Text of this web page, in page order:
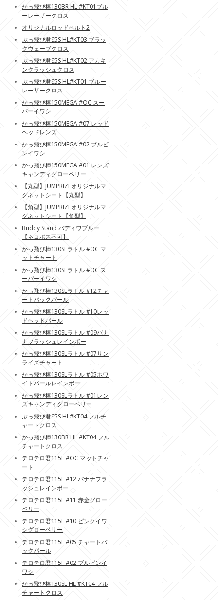
かっ飛び棒130BR HL #KT01ブル
ーレーザークロス
オリジナルロッドベルト2
ぶっ飛び君95S HL#KT03 ブラッ
クウェーブクロス
ぶっ飛び君95S HL#KT02 アカキ
ンクラッシュクロス
ぶっ飛び君95S HL#KT01 ブルー
レーザークロス
かっ飛び棒150MEGA #OC スー
パーイワシ
かっ飛び棒150MEGA #07 レッド
ヘッドレンズ
かっ飛び棒150MEGA #02 ブルピ
ンイワシ
かっ飛び棒150MEGA #01 レンズ
キャンディグローベリー
【丸型】JUMPRIZEオリジナルマ
グネットシート【丸型】
【角型】JUMPRIZEオリジナルマ
グネットシート【角型】
Buddy Stand バディワブルー
【ネコポス不可】
かっ飛び棒130SLラトル #OC マ
ットチャート
かっ飛び棒130SLラトル #OC ス
ーパーイワシ
かっ飛び棒130SLラトル #12チャ
ートバックパール
かっ飛び棒130SLラトル #10レッ
ドヘッドパール
かっ飛び棒130SLラトル #09バナ
ナフラッシュレインボー
かっ飛び棒130SLラトル #07サン
ライズチャート
かっ飛び棒130SLラトル #05ホワ
イトパールレインボー
かっ飛び棒130SLラトル #01レン
ズキャンディグローベリー
ぶっ飛び君95S HL#KT04 フルチ
ャートクロス
かっ飛び棒130BR HL #KT04 フル
チャートクロス
テロテロ君115F #OC マットチャ
ート
テロテロ君115F #12 バナナフラ
ッシュレインボー
テロテロ君115F #11 赤金グロー
ベリー
テロテロ君115F #10 ピンクイワ
シグローベリー
テロテロ君115F #05 チャートバ
ックパール
テロテロ君115F #02 ブルピンイ
ワシ
かっ飛び棒130SL HL #KT04 フル
チャートクロス